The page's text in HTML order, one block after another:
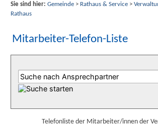
Sie sind hier: Gemeinde> Rathaus & Service>
Rathaus
Mitarbeiter-Telefon-Liste
Telefonliste der Mitarbeiter/innen der